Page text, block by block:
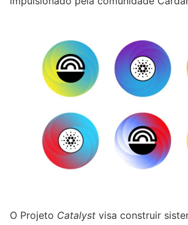
O Projeto Catalyst visa construir